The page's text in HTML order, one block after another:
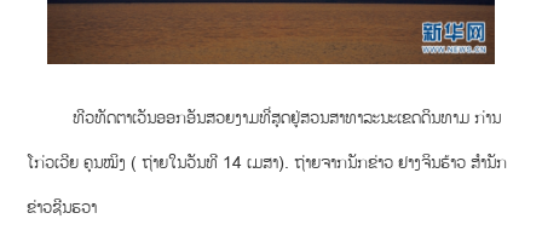
ທີວທັດຕາເວັນອອກອັນສວຍງາມທີ່ສຸດຢູ່ສວນສາທາລະນະເຂດດິນທາມ ກ່ານ
ໂກ່ວເວີຍ ຄຸນໝິງ ( ຖ່າຍໃນວັນທີ 14 ເມສາ). ຖ່າຍຈາກນັກຂ່າວ ຢາງຈິນຮ້າວ ສຳນັກ
ຂ່າວຊີນຮວາ